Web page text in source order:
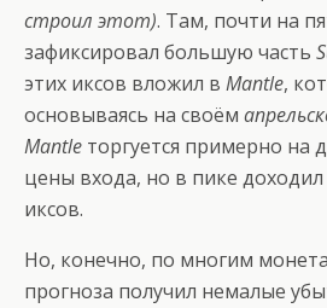
строил этот). Там, почти на
зафиксировал большую часть
этих иксов вложил в Mantle,
основываясь на своём
Mantle торгуется примерно на
цены входа, но в пике
иксов.
Но, конечно, по многим
прогноза получил немалые